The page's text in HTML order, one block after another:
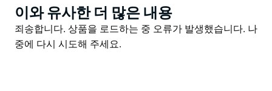
휴양지는 지역사회 사용을 위해 예약될 수 있습니다. 시설
사용에 대한 수수료 및 요금 목록은 각 회계연도에 변경될
수 있는 의회가 채택한 수수료 및 요금 일정에서 확인할
수 있습니다.
Product
List
이와 유사한 더 많은 내용
Product
List
죄송합니다. 상품을 로드하는 중 오류가 발생했습니다. 나
중에 다시 시도해 주세요.